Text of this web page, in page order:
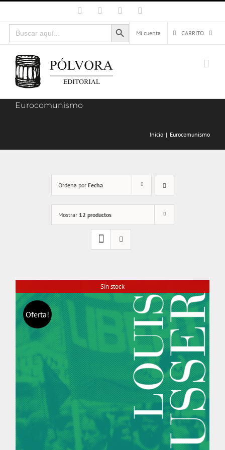
al
contenido
Facebook Instagram
Buscar:
Botón de búsqueda
Mi cuenta
CARRITO
Eurocomunismo
Inicio Eurocomunismo
Ordena por Fecha
Mostrar 12 productos
Sin stock
Oferta!